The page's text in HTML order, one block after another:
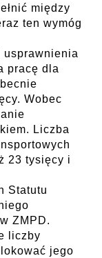
między
ten wymóg
usprawnienia
pracę dla
Wobec
Liczba
23 tysięcy i
Statutu
ZMPD.
liczby
jego